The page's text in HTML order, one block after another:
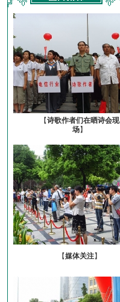
【诗歌作者们在晒诗会现
场】
【媒体关注】